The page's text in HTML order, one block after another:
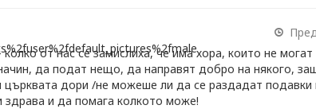
от нас се замислиха, че има хора, които не могат
да подат нещо, да направят добро на някого,
църквата дори /не можеше ли да се раздадат
и да помага колкото може!